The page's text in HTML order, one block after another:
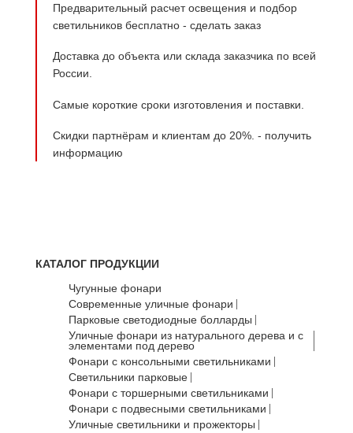
Предварительный расчет освещения и подбор
светильников бесплатно - сделать заказ
Доставка до объекта или склада заказчика по всей
России.
Самые короткие сроки изготовления и поставки.
Скидки партнёрам и клиентам до 20%. - получить
информацию
КАТАЛОГ ПРОДУКЦИИ
Чугунные фонари
Современные уличные фонари
Парковые светодиодные болларды
Уличные фонари из натурального дерева и с
элементами под дерево
Фонари с консольными светильниками
Светильники парковые
Фонари с торшерными светильниками
Фонари с подвесными светильниками
Уличные светильники и прожекторы